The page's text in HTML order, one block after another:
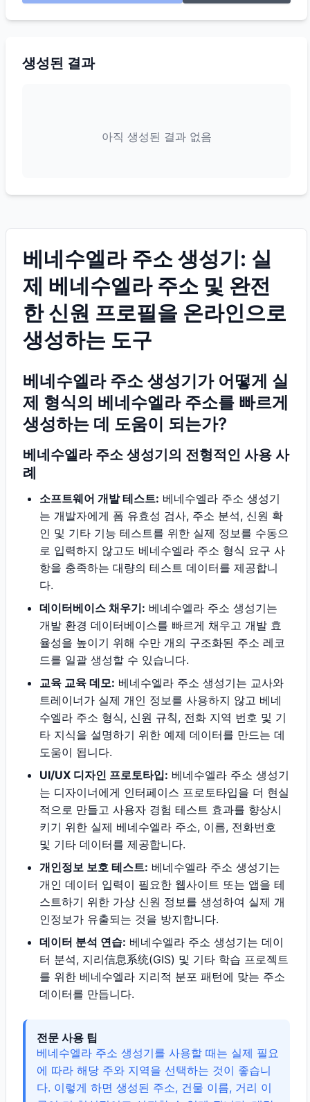
생성된 결과
아직 생성된 결과 없음
베네수엘라 주소 생성기: 실
제 베네수엘라 주소 및 완전
한 신원 프로필을 온라인으로
생성하는 도구
베네수엘라 주소 생성기가 어떻게 실
제 형식의 베네수엘라 주소를 빠르게
생성하는 데 도움이 되는가?
베네수엘라 주소 생성기의 전형적인 사용 사
례
소프트웨어 개발 테스트: 베네수엘라 주소 생성기
는 개발자에게 폼 유효성 검사, 주소 분석, 신원 확
인 및 기타 기능 테스트를 위한 실제 정보를 수동으
로 입력하지 않고도 베네수엘라 주소 형식 요구 사
항을 충족하는 대량의 테스트 데이터를 제공합니
다.
데이터베이스 채우기: 베네수엘라 주소 생성기는
개발 환경 데이터베이스를 빠르게 채우고 개발 효
율성을 높이기 위해 수만 개의 구조화된 주소 레코
드를 일괄 생성할 수 있습니다.
교육 교육 데모: 베네수엘라 주소 생성기는 교사와
트레이너가 실제 개인 정보를 사용하지 않고 베네
수엘라 주소 형식, 신원 규칙, 전화 지역 번호 및 기
타 지식을 설명하기 위한 예제 데이터를 만드는 데
도움이 됩니다.
UI/UX 디자인 프로토타입: 베네수엘라 주소 생성기
는 디자이너에게 인터페이스 프로토타입을 더 현실
적으로 만들고 사용자 경험 테스트 효과를 향상시
키기 위한 실제 베네수엘라 주소, 이름, 전화번호
및 기타 데이터를 제공합니다.
개인정보 보호 테스트: 베네수엘라 주소 생성기는
개인 데이터 입력이 필요한 웹사이트 또는 앱을 테
스트하기 위한 가상 신원 정보를 생성하여 실제 개
인정보가 유출되는 것을 방지합니다.
데이터 분석 연습: 베네수엘라 주소 생성기는 데이
터 분석, 지리信息系统(GIS) 및 기타 학습 프로젝트
를 위한 베네수엘라 지리적 분포 패턴에 맞는 주소
데이터를 만듭니다.
전문 사용 팁
베네수엘라 주소 생성기를 사용할 때는 실제 필요
에 따라 해당 주와 지역을 선택하는 것이 좋습니
다. 이렇게 하면 생성된 주소, 건물 이름, 거리 이